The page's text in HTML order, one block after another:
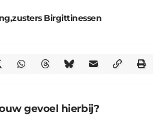
zusters Birgittinessen
gevoel hierbij?